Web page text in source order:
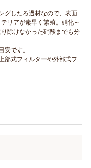
グしたろ過材なので、表面
リアが素早く繁殖。硝化～
除けなかった硝酸までも分
安です。
部式フィルターや外部式フ